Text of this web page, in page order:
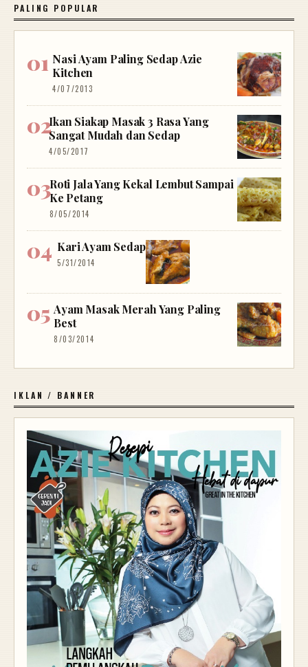
PALING POPULAR
Nasi Ayam Paling Sedap Azie
Kitchen
4/07/2013
Ikan Siakap Masak 3 Rasa Yang
Sangat Mudah dan Sedap
4/05/2017
Roti Jala Yang Kekal Lembut Sampai
Ke Petang
8/05/2014
Kari Ayam Sedap
5/31/2014
Ayam Masak Merah Yang Paling
Best
8/03/2014
IKLAN / BANNER